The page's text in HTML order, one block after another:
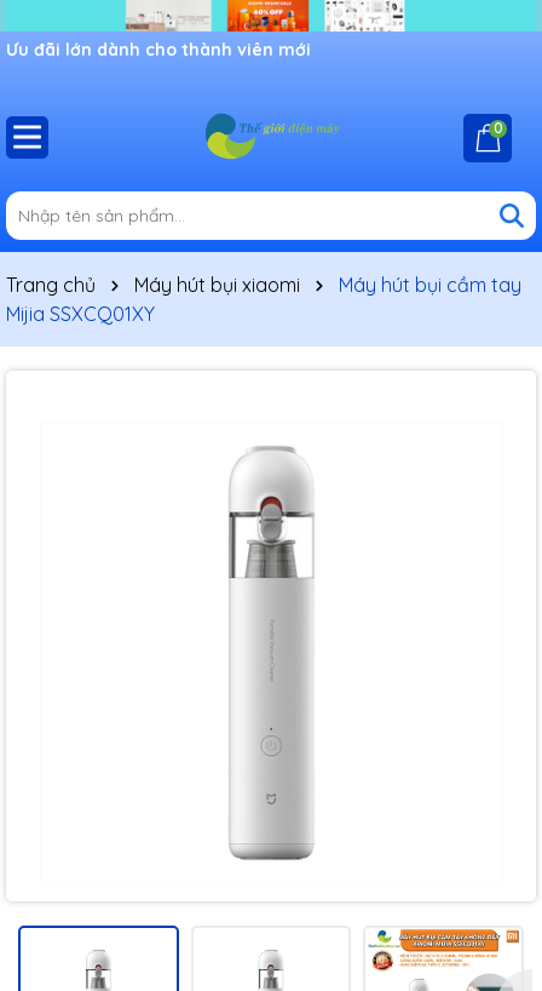
Ưu đãi lớn dành cho thành viên mới
0
Trang chủ Máy hút bụi xiaomi
Máy hút bụi cầm tay
Mijia SSXCQ01XY